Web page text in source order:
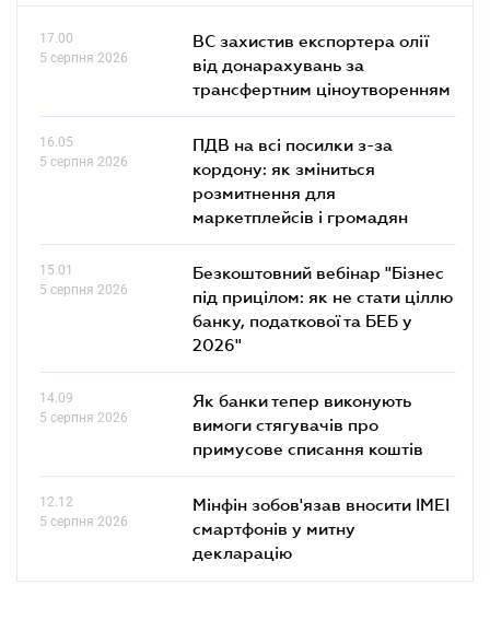
17.00
5 серпня 2026
ВС захистив експортера олії
від донарахувань за
трансфертним ціноутворенням
16.05
5 серпня 2026
ПДВ на всі посилки з-за
кордону: як зміниться
розмитнення для
маркетплейсів і громадян
15.01
5 серпня 2026
Безкоштовний вебінар "Бізнес
під прицілом: як не стати ціллю
банку, податкової та БЕБ у
2026"
14.09
5 серпня 2026
Як банки тепер виконують
вимоги стягувачів про
примусове списання коштів
12.12
5 серпня 2026
Мінфін зобов'язав вносити IMEI
смартфонів у митну
декларацію